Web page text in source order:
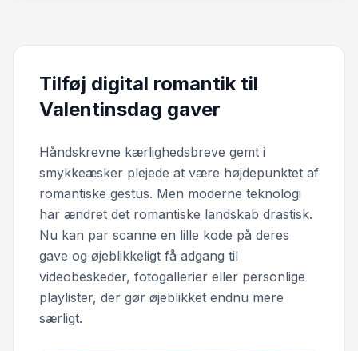
Tilføj digital romantik til
Valentinsdag gaver
Håndskrevne kærlighedsbreve gemt i
smykkeæsker plejede at være højdepunktet af
romantiske gestus. Men moderne teknologi
har ændret det romantiske landskab drastisk.
Nu kan par scanne en lille kode på deres
gave og øjeblikkeligt få adgang til
videobeskeder, fotogallerier eller personlige
playlister, der gør øjeblikket endnu mere
særligt.